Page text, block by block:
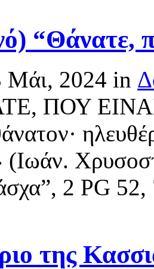
“Θάνατε,
Μάι, 2024 in
ΠΟΥ
2 PG
της